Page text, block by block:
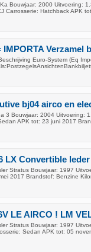
Bouwjaar: 2000 Uitvoering:
Carrosserie: Hatchback APK
Verzamel
Euro-System (Eq
bj04 airco en
3 Bouwjaar: 2004 Uitvoering:
APK tot: 23 juni 2017
LX Convertible leder
Stratus Bouwjaar: 1997
2017 Brandstof: Benzine
LE AIRCO ! LM
Stratus Bouwjaar: 1997
Sedan APK tot: 05